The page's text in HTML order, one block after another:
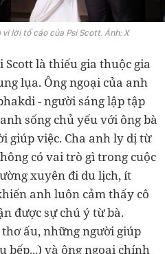
lời tố cáo của Psi Scott. Ảnh: X
Scott là thiếu gia thuộc gia
lụa. Ông ngoại của anh
- người sáng lập tập
sống chủ yếu với ông bà
giúp việc. Cha anh ly dị từ
có vai trò gì trong cuộc
xuyên đi du lịch, ít
anh luôn cảm thấy cô
được sự chú ý từ bà.
ấu, những người giúp
bếp...) và ông ngoại chính